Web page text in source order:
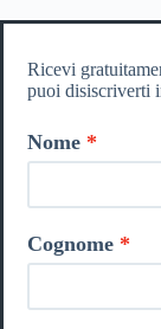
Ricevi
puoi disiscriverti
Nome
Cognome